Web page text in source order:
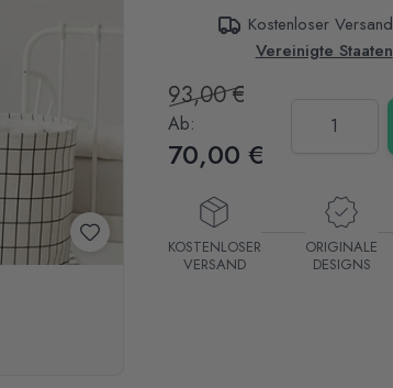
Kostenloser
Vereinigte Staaten
93,00 €
Ab:
70,00 €
KOSTENLOSER
VERSAND
ORIGINALE
DESIGNS